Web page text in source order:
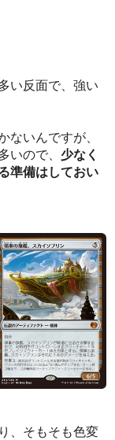
い反面で、強い
ないんですが、
いので、 少なく
準備はしておい
、そもそも色変